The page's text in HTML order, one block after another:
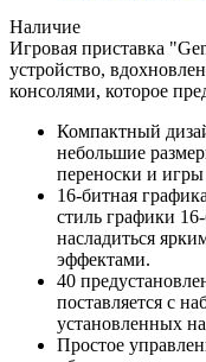
Наличие
Игровая приставка
устройство,
консолями, которое
Компактный
небольшие
переноски и
16-битная
стиль графики
насладиться
эффектами.
40
поставляется с
установленных
Простое